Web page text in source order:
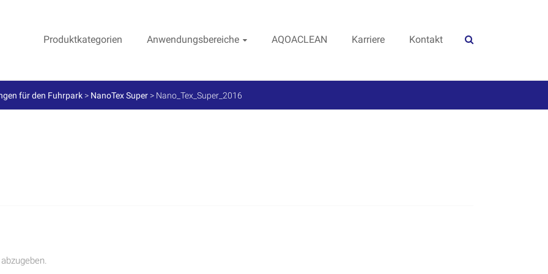
Produktkategorien Anwendungsbereiche AQOACLEAN Karriere Kontakt
für den Fuhrpark > NanoTex Super > Nano_Tex_Super_2016